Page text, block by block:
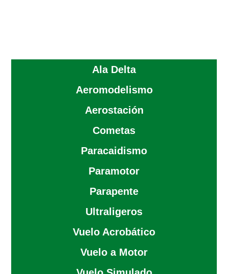
Ala Delta
Aeromodelismo
Aerostación
Cometas
Paracaidismo
Paramotor
Parapente
Ultraligeros
Vuelo Acrobático
Vuelo a Motor